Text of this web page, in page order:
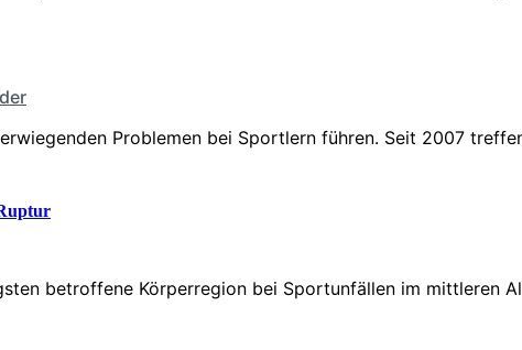
Problemen bei Sportlern führen. Seit 2007
betroffene Körperregion bei Sportunfällen im mittleren